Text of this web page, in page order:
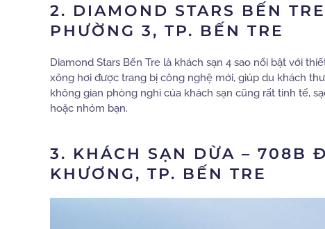
2. DIAMOND STARS BẾN
PHƯỜNG 3, TP. BẾN TRE
Diamond Stars Bến Tre là khách sạn 4 sao nổi bật với
xông hơi được trang bị công nghệ mới, giúp du khách
không gian phòng nghỉ của khách sạn cũng rất tinh tế,
hoặc nhóm bạn.
3. KHÁCH SẠN DỪA – 708B
KHƯƠNG, TP. BẾN TRE